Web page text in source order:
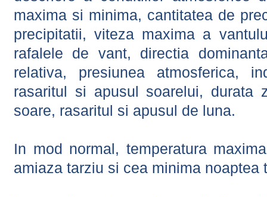
maxima si minima, cantitatea de
precipitatii, viteza maxima a
rafalele de vant, directia
relativa, presiunea atmosferica,
rasaritul si apusul soarelui, durata
soare, rasaritul si apusul de luna.
In mod normal, temperatura
amiaza tarziu si cea minima noaptea